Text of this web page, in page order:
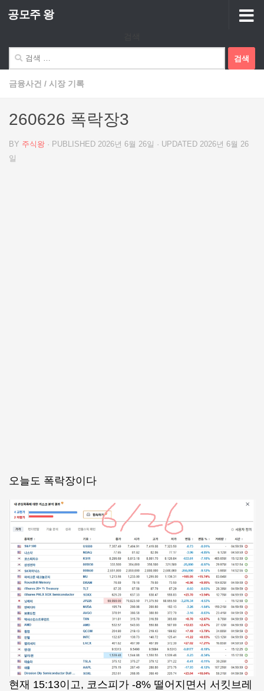
Skip to content
공모주 왕
색:
금융사건 / 시장 기록
260626 폭락장3
BY 주식왕 · PUBLISHED 2026년 6월 26일 · UPDATED 2026년 6월 26
일
오늘도 폭락장이다
현재 15:13이고, 코스피가 -8% 떨어지면서 서킷브레